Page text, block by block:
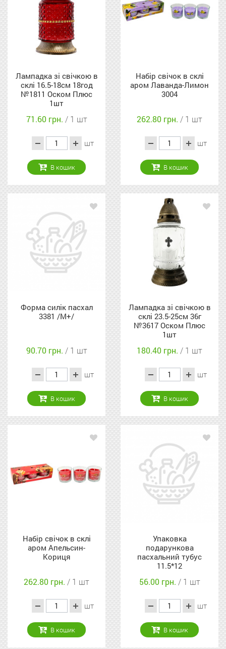
Лампадка зі свічкою в
склі 16.5-18см 18год
№1811 Оском Плюс
1шт
71.60 грн. / 1 шт
шт
В кошик
Набір свічок в склі
аром Лаванда-Лимон
3004
262.80 грн. / 1 шт
шт
В кошик
Форма силік пасхал
3381 /М+/
90.70 грн. / 1 шт
шт
В кошик
Лампадка зі свічкою в
склі 23.5-25см 36г
№3617 Оском Плюс
1шт
180.40 грн. / 1 шт
шт
В кошик
Набір свічок в склі
аром Апельсин-
Кориця
262.80 грн. / 1 шт
шт
В кошик
Упаковка
подарункова
пасхальний тубус
11.5*12
56.00 грн. / 1 шт
шт
В кошик